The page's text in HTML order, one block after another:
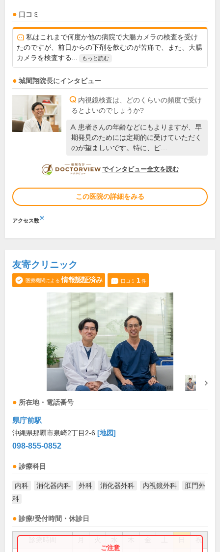
口コミ
私はこれまで何度か他の病院で大腸カメラの検査を受け
たのですが、前日からの下剤を飲むのが苦痛で、また、大腸
カメラを検査する...
もっと読む
城間翔 院長にインタビュー
内視鏡検査は、どのくらいの頻度で受け
るとよいのでしょうか?
患者さんの年齢などにもよりますが、早
期発見のためには定期的に受けていただく
のが望ましいです。特に、ピ…
DOCTORVIEW
でインタビュー全文を読む
この医院の詳細をみる
アクセス数※
友寄クリニック
医療機関による 情報認証済み 口コミ 1件
所在地・電話番号
県庁前駅
沖縄県那覇市泉崎2丁目2-6 [地図]
098-855-0852
診療科目
内科 消化器内科 外科 消化器外科 内視鏡外科
肛門外
科
診療/受付時間・休診日
祝